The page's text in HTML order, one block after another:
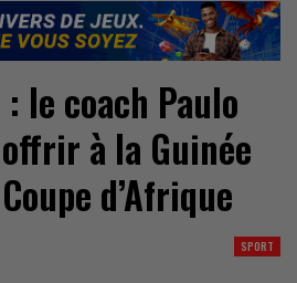
le coach Paulo
à la Guinée
d’Afrique
SPORT